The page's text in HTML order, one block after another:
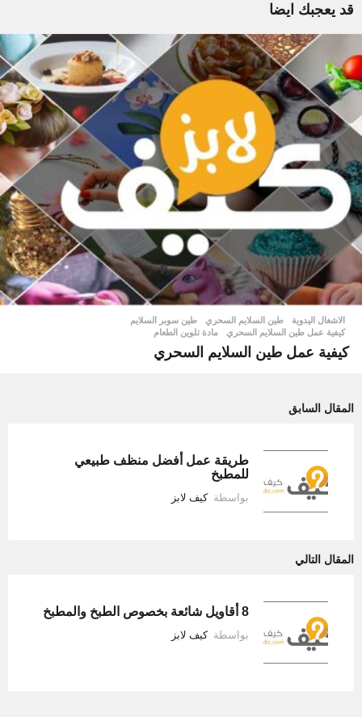
قد يعجبك ايضا
الاشغال اليدوية طين السلايم السحري ,
طين سوبر السلايم
كيفية عمل طين السلايم السحري
,
مادة تلوين الطعام
كيفية عمل طين السلايم السحري
المقال السابق
طريقة عمل أفضل منظف طبيعي
للمطبخ
بواسطة كيف لابز
المقال التالي
8 أقاويل شائعة بخصوص الطبخ والمطبخ
بواسطة كيف لابز